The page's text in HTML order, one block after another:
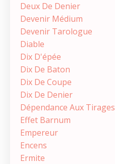
Deux De Denier
Devenir Médium
Devenir Tarologue
Diable
Dix D'épée
Dix De Baton
Dix De Coupe
Dix De Denier
Dépendance Aux Tirages
Effet Barnum
Empereur
Encens
Ermite